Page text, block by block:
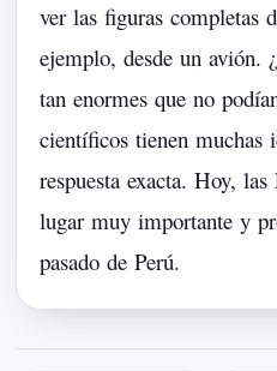
ver las figuras completas
ejemplo, desde un avión.
tan enormes que no
científicos tienen muchas
respuesta exacta. Hoy, las
lugar muy importante y
pasado de Perú.